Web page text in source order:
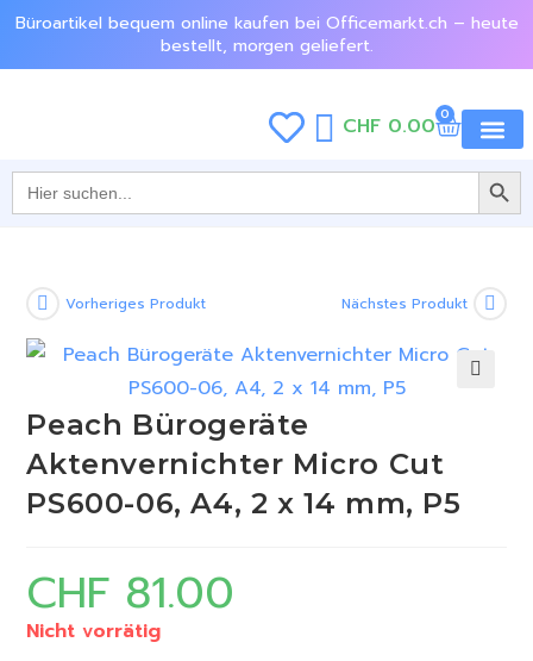
Büroartikel bequem online kaufen bei Officemarkt.ch – heute
bestellt, morgen geliefert.
CHF 0.00 0
Search
for:
SEARCH
Vorheriges Produkt Nächstes Produkt
Peach Bürogeräte
Aktenvernichter Micro Cut
PS600-06, A4, 2 x 14 mm, P5
CHF 81.00
Nicht vorrätig